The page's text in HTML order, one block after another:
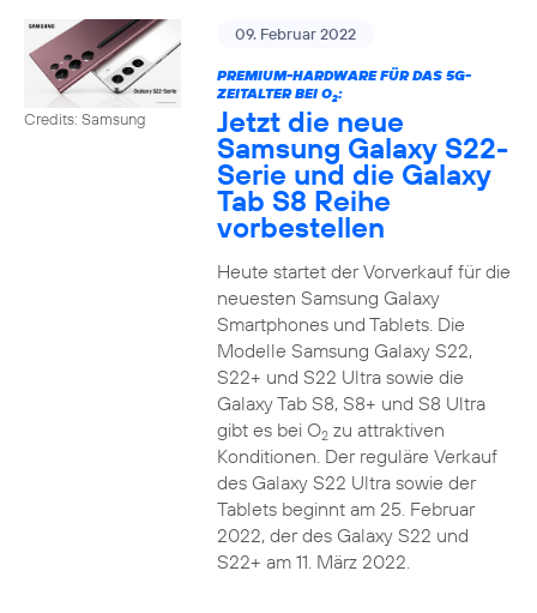
Credits: Samsung
09. Februar 2022
PREMIUM-HARDWARE FÜR DAS 5G-
ZEITALTER BEI O2:
Jetzt die neue
Samsung Galaxy S22-
Serie und die Galaxy
Tab S8 Reihe
vorbestellen
Heute startet der Vorverkauf für die
neuesten Samsung Galaxy
Smartphones und Tablets. Die
Modelle Samsung Galaxy S22,
S22+ und S22 Ultra sowie die
Galaxy Tab S8, S8+ und S8 Ultra
gibt es bei O2zu attraktiven
Konditionen. Der reguläre Verkauf
des Galaxy S22 Ultra sowie der
Tablets beginnt am 25. Februar
2022, der des Galaxy S22 und
S22+ am 11. März 2022.